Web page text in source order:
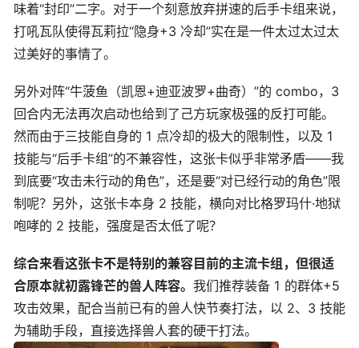
味着“封印”二字。对于一个刻意放弃拼速的后手卡组来说，
打吼瓦队使得瓦莉拉“隐身+3 冷却”实在是一件太过太过太
过美好的事情了。
另外对阵“牛菠鱼（凯恩+迪亚波罗+曲奇）”的 combo，3
回合内无法再次启动也给到了己方玩家极强的反打可能。
然而由于三技能自身的 1 点冷却的极大的限制性，以及 1
技能与“后手卡组”的不兼容性，这张卡似乎非常矛盾——我
到底要“攻击未行动的角色”，还是要“对已经行动的角色”限
制呢？另外，这张卡本身 2 技能，横向对比格罗玛什·地狱
咆哮的 2 技能，强度是否太低了呢？
综合来看这张卡不是特别的兼容目前的主流卡组，但很适
合原本就初露锋芒的兽人阵容。 我们推荐装备 1 的群体+5
攻击效果，配合当前已有的兽人快节奏打法，以 2、3 技能
为辅助手段，直接选择兽人套的硬干打法。